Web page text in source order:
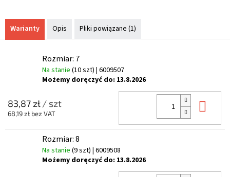
Warianty Opis Pliki powiązane (1)
Rozmiar: 7
Na stanie (10 szt) | 6009507
Możemy doręczyć do: 13.8.2026
83,87 zł/ szt
68,19 zł bez VAT
Rozmiar: 8
Na stanie (9 szt) | 6009508
Możemy doręczyć do: 13.8.2026